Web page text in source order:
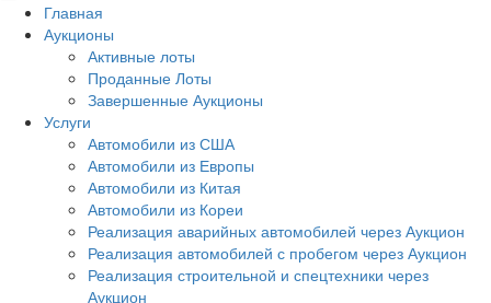
Главная
Аукционы
Активные лоты
Проданные Лоты
Завершенные Аукционы
Услуги
Автомобили из США
Автомобили из Европы
Автомобили из Китая
Автомобили из Кореи
Реализация аварийных автомобилей через Аукцион
Реализация автомобилей с пробегом через Аукцион
Реализация строительной и спецтехники через
Аукцион